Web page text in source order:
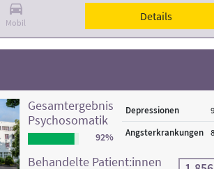
Mobil Details
Gesamtergebnis
Psychosomatik
92%
Depressionen
Angsterkrankungen
Behandelte Patient:innen